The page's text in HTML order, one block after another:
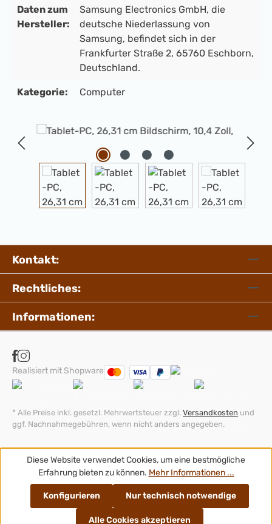
Bildergalerie überspringen
Daten zum
Hersteller:
Samsung Electronics GmbH, die
deutsche Niederlassung von
Samsung, befindet sich in der
Frankfurter Straße 2, 65760 Eschborn,
Deutschland.
Kategorie: Computer
Kontakt:
Rechtliches:
Informationen:
Realisiert mit Shopware
* Alle Preise inkl. gesetzl. Mehrwertsteuer zzgl. Versandkosten und
ggf. Nachnahmegebühren, wenn nicht anders angegeben.
Diese Website verwendet Cookies, um eine bestmögliche
Erfahrung bieten zu können. Mehr Informationen ...
Nur technisch notwendige
Konfigurieren
Alle Cookies akzeptieren